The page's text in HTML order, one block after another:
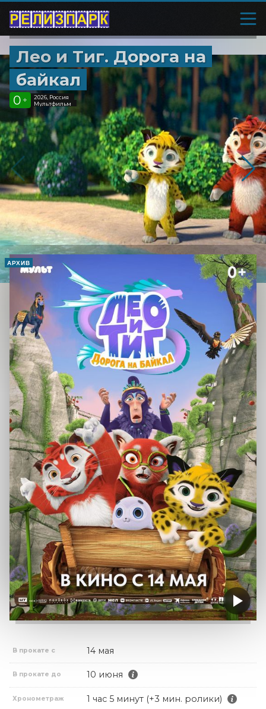
Лео и Тиг. Дорога на
байкал
0 +
2026, Россия
Мультфильм
АРХИВ
В прокате с 14 мая
В прокате до 10 июня
Хронометраж 1 час 5 минут (+3 мин. ролики)